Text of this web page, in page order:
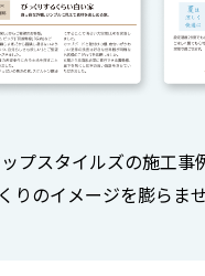
プスタイルズの施工事
りのイメージを膨らま